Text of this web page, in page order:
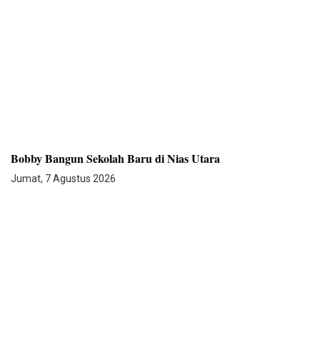
Bobby Bangun Sekolah Baru di Nias Utara
Jumat, 7 Agustus 2026